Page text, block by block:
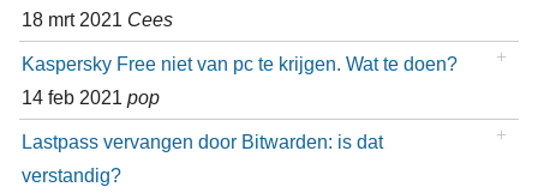
18 mrt 2021 Cees
Kaspersky Free niet van pc te krijgen. Wat te doen?
14 feb 2021 pop
Lastpass vervangen door Bitwarden: is dat
verstandig?